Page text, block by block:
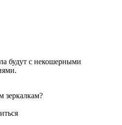
будут с некошерными
зеркалкам?